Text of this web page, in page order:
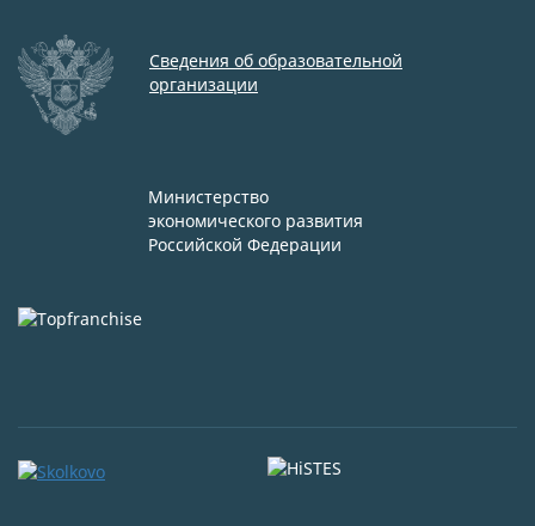
Сведения об образовательной
организации
Министерство
экономического развития
Российской Федерации